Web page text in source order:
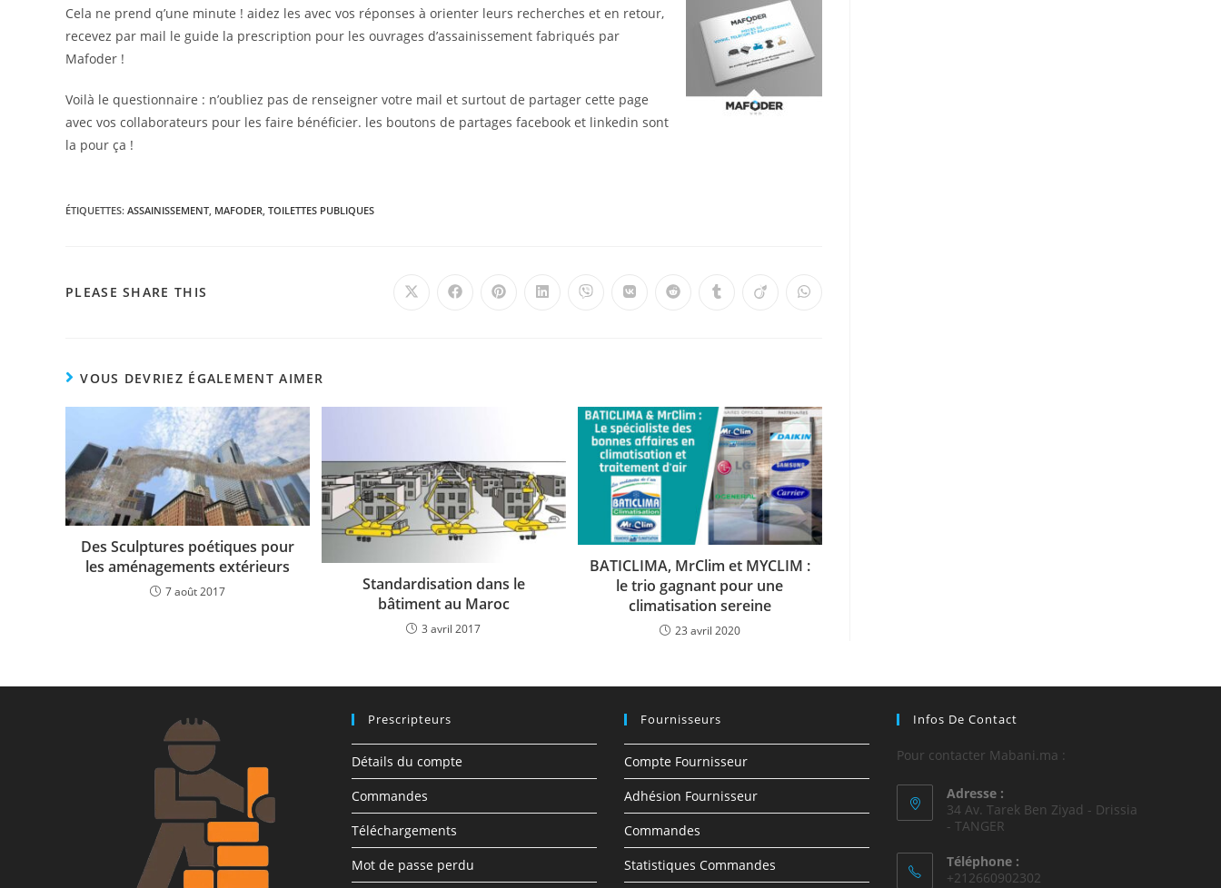
Cela ne prend q’une minute ! aidez les avec vos réponses à orienter leurs recherches et en retour,
recevez par mail le guide la prescription pour les ouvrages d’assainissement fabriqués par
Mafoder !
Voilà le questionnaire : n’oubliez pas de renseigner votre mail et surtout de partager cette page
avec vos collaborateurs pour les faire bénéficier. les boutons de partages facebook et linkedin sont
la pour ça !
ÉTIQUETTES: ASSAINISSEMENT, MAFODER, TOILETTES PUBLIQUES
PLEASE SHARE THIS
VOUS DEVRIEZ ÉGALEMENT AIMER
Des Sculptures poétiques pour
les aménagements extérieurs
7 août 2017
Standardisation dans le
bâtiment au Maroc
3 avril 2017
BATICLIMA, MrClim et MYCLIM :
le trio gagnant pour une
climatisation sereine
23 avril 2020
Prescripteurs
Détails du compte
Commandes
Téléchargements
Mot de passe perdu
Fournisseurs
Compte Fournisseur
Adhésion Fournisseur
Commandes
Statistiques Commandes
Infos De Contact
Pour contacter Mabani.ma :
Adresse :
34 Av. Tarek Ben Ziyad - Drissia
- TANGER
Téléphone :
+212660902302